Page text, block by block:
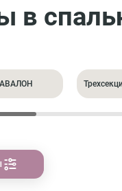
в
АВАЛОН